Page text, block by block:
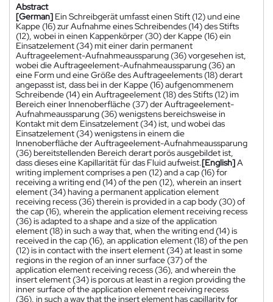
Abstract
[German] Ein Schreibgerät umfasst einen Stift (12) und eine
Kappe (16) zur Aufnahme eines Schreibendes (14) des Stifts
(12), wobei in einen Kappenkörper (30) der Kappe (16) ein
Einsatzelement (34) mit einer darin permanent
Auftrageelement-Aufnahmeaussparung (36) vorgesehen ist,
wobei die Auftrageelement-Aufnahmeaussparung (36) an
eine Form und eine Größe des Auftrageelements (18) derart
angepasst ist, dass bei in der Kappe (16) aufgenommenem
Schreibende (14) ein Auftrageelement (18) des Stifts (12) im
Bereich einer Innenoberfläche (37) der Auftrageelement-
Aufnahmeaussparung (36) wenigstens bereichsweise in
Kontakt mit dem Einsatzelement (34) ist, und wobei das
Einsatzelement (34) wenigstens in einem die
Innenoberfläche der Auftrageelement-Aufnahmeaussparung
(36) bereitstellenden Bereich derart porös ausgebildet ist,
dass dieses eine Kapillarität für das Fluid aufweist.[English]A
writing implement comprises a pen (12) and a cap (16) for
receiving a writing end (14) of the pen (12), wherein an insert
element (34) having a permanent application element
receiving recess (36) therein is provided in a cap body (30) of
the cap (16), wherein the application element receiving recess
(36) is adapted to a shape and a size of the application
element (18) in such a way that, when the writing end (14) is
received in the cap (16), an application element (18) of the pen
(12) is in contact with the insert element (34) at least in some
regions in the region of an inner surface (37) of the
application element receiving recess (36), and wherein the
insert element (34) is porous at least in a region providing the
inner surface of the application element receiving recess
(36), in such a way that the insert element has capillarity for